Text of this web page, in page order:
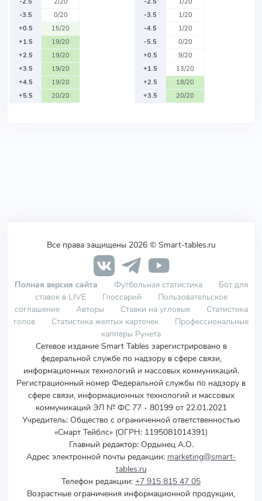
-3.5
0/20
+0.5
15/20
+1.5
19/20
+2.5
19/20
+3.5
19/20
+4.5
19/20
+5.5
20/20
-3.5
1/20
-4.5
1/20
-5.5
0/20
+0.5
9/20
+1.5
13/20
+2.5
18/20
+3.5
20/20
Все права защищены 2026 © Smart-tables.ru
Полная версия сайта Футбольная статистика
Бот для
ставок в LIVE
Глоссарий
Пользовательское
соглашение
Авторы Ставки на угловые
Статистика
голов
Статистика желтых карточек
Профессиональные
капперы Рунета
Сетевое издание Smart Tables зарегистрировано в
федеральной службе по надзору в сфере связи,
информационных технологий и массовых коммуникаций.
Регистрационный номер Федеральной службы по надзору в
сфере связи, информационных технологий и массовых
коммуникаций ЭЛ № ФС 77 - 80199 от 22.01.2021
Учредитель: Общество с ограниченной ответственностью
«Смарт Тейблс» (ОГРН: 1195081014391)
Главный редактор: Ордынец А.О.
Адрес электронной почты редакции: marketing@smart-
tables.ru
Телефон редакции: +7 915 815 47 05
Возрастные ограничения информационной продукции,